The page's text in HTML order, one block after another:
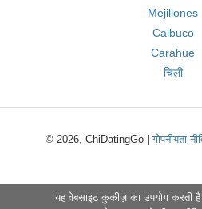
Mejillones
Calbuco
Carahue
चिली
© 2026, ChiDatingGo |गोपनीयता
यह वेबसाइट कुकीज़ का उपयोग करती